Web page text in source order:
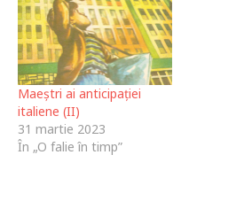
Maeștri ai anticipației
italiene (II)
31 martie 2023
În „O falie în timp”